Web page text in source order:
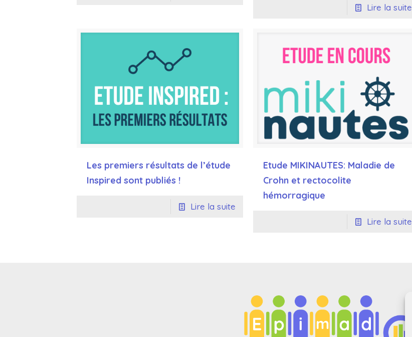
Lire la suite
Les premiers résultats de l’étude
Inspired sont publiés !
Lire la suite
Etude MIKINAUTES: Maladie de
Crohn et rectocolite
hémorragique
Lire la suite